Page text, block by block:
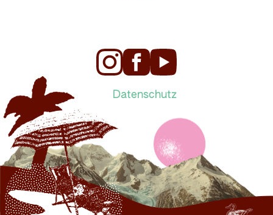
Datenschutz